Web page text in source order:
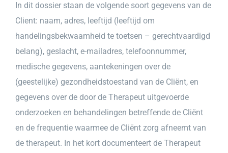
In dit dossier staan de volgende soort gegevens van de
Client: naam, adres, leeftijd (leeftijd om
handelingsbekwaamheid te toetsen – gerechtvaardigd
belang), geslacht, e-mailadres, telefoonnummer,
medische gegevens, aantekeningen over de
(geestelijke) gezondheidstoestand van de Cliënt, en
gegevens over de door de Therapeut uitgevoerde
onderzoeken en behandelingen betreffende de Cliënt
en de frequentie waarmee de Cliënt zorg afneemt van
de therapeut. In het kort documenteert de Therapeut